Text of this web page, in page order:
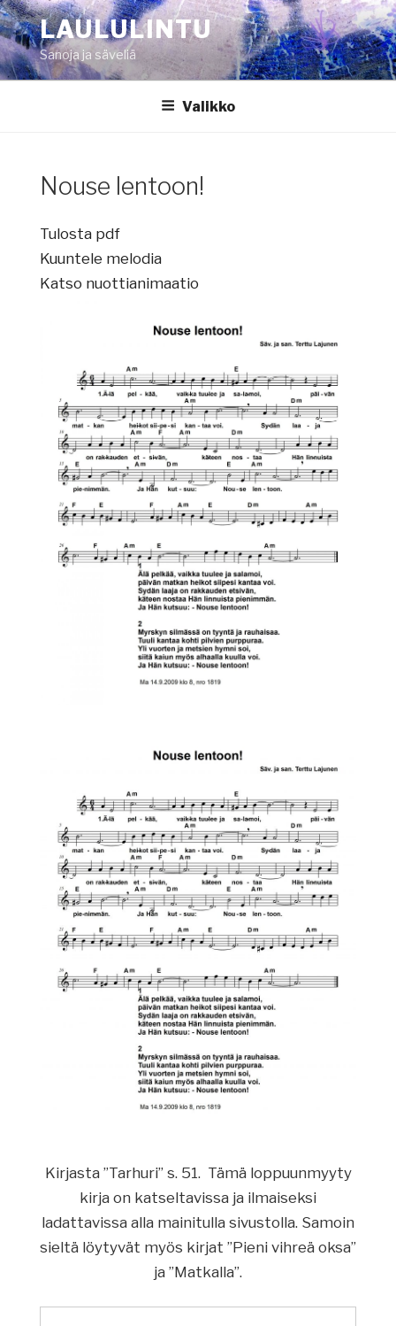
Siirry
sisältöönLAULULINTU
Sanoja ja säveliä
Valikko
Nouse lentoon!
Tulosta pdf
Kuuntele melodia
Katso nuottianimaatio
Kirjasta ”Tarhuri” s. 51. Tämä loppuunmyyty
kirja on katseltavissa ja ilmaiseksi
ladattavissa alla mainitulla sivustolla. Samoin
sieltä löytyvät myös kirjat ”Pieni vihreä oksa”
ja ”Matkalla”.